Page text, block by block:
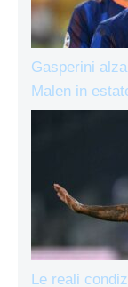
Gasperini
Malen in
Le reali